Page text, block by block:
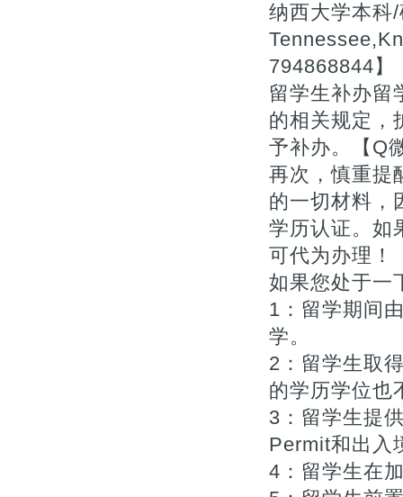
纳西大学本科
794868844】
留学生补办留
的相关规定，
予补办。【Q
再次，慎重提
的一切材料，
学历认证。如
可代为办理！
如果您处于一
1：留学期间
学。
2：留学生取
的学历学位也
3：留学生提
Permit和出入
4：留学生在